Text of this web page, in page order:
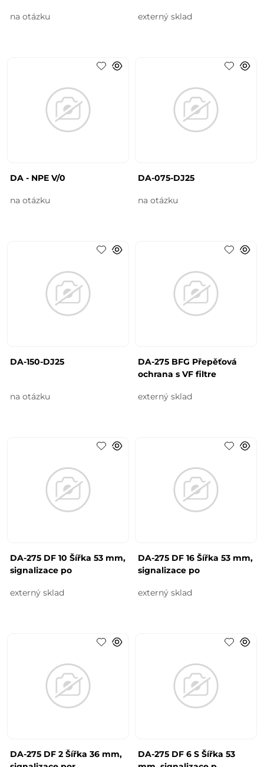
na otázku externý sklad
DA - NPE V/0
na otázku
DA-075-DJ25
na otázku
DA-150-DJ25
na otázku
DA-275 BFG Přepěťová
ochrana s VF filtre
externý sklad
DA-275 DF 10 Šířka 53 mm,
signalizace po
externý sklad
DA-275 DF 16 Šířka 53 mm,
signalizace po
externý sklad
DA-275 DF 2 Šířka 36 mm,
DA-275 DF 6 S Šířka 53